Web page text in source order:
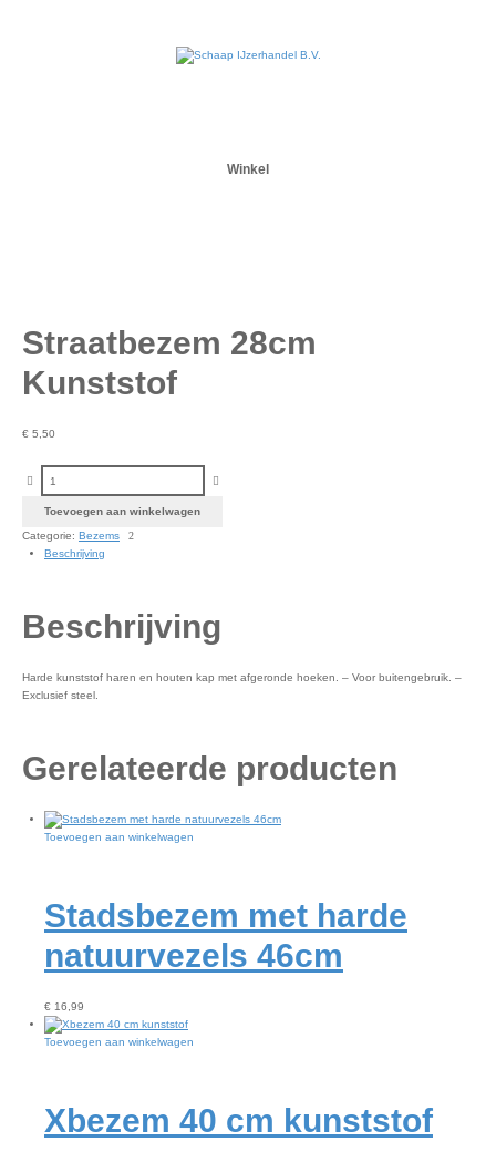
Winkel
Straatbezem 28cm
Kunststof
€ 5,50
Toevoegen aan winkelwagen
Categorie: Bezems
Beschrijving
Beschrijving
Harde kunststof haren en houten kap met afgeronde hoeken. – Voor buitengebruik. –
Exclusief steel.
Gerelateerde producten
Toevoegen aan winkelwagen
Stadsbezem met harde
natuurvezels 46cm
€ 16,99
Toevoegen aan winkelwagen
Xbezem 40 cm kunststof